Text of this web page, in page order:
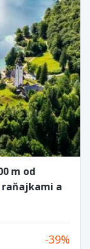
m od
raňajkami a
39